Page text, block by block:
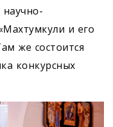
и его
же состоится
конкурсных